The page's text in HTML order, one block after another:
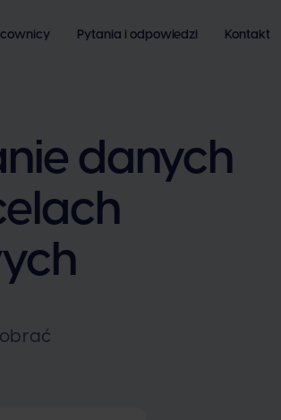
Pytania i odpowiedzi Kontakt
danych